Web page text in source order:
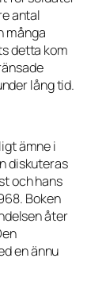
antal
många
detta kom
lång tid.
ämne i
diskuteras
och hans
Boken
åter
en ännu